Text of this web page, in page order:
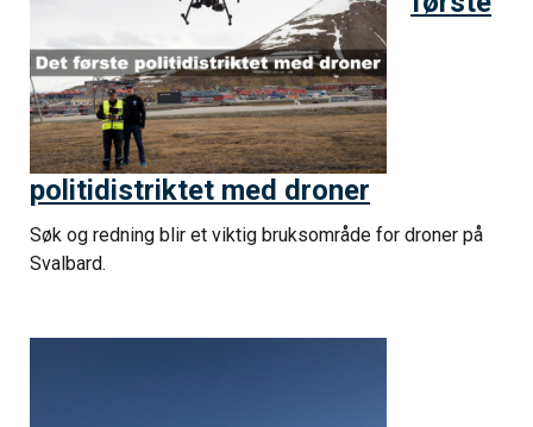
politidistriktet med droner
Søk og redning blir et viktig bruksområde for droner på
Svalbard.